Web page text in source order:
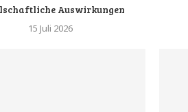
Auswirkungen
15 Juli 2026